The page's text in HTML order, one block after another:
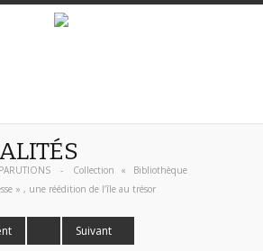
PARUTIONS -
Collection « Bibliothèque
» , une réédition de l’île au trésor
Suivant